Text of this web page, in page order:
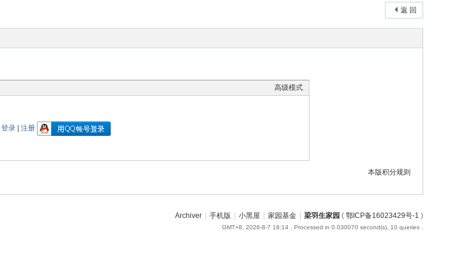
返 回
高级模式
登录| 注册
本版积分规则
Archiver 手机版 小黑屋 家园基金 梁羽生家园 ( 鄂ICP备16023429号-1 )
GMT+8, 2026-8-7 18:14 , Processed in 0.030070 second(s), 10 queries .